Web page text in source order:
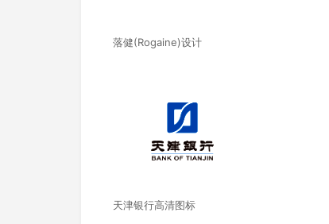
落健(Rogaine)设计
天津银行高清图标